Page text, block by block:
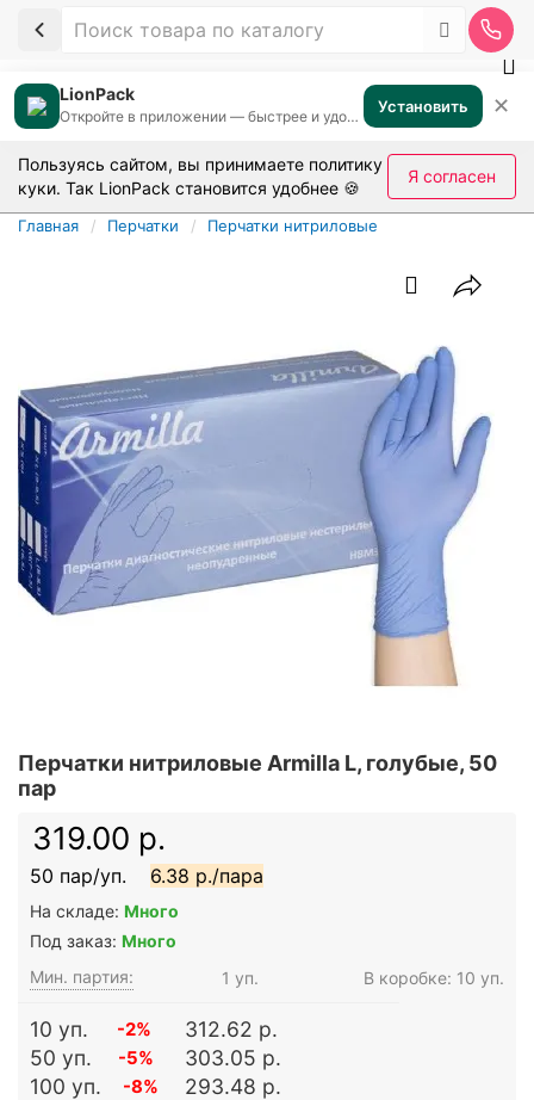
LionPack
Откройте в приложении — быстрее и удобнее Установить ✕
Пользуясь сайтом, вы принимаете политику
куки. Так LionPack становится удобнее 🍪
Я согласен
Главная Перчатки Перчатки нитриловые
Перчатки нитриловые Armilla L, голубые, 50
пар
319.00 р.
50 пар/уп. 6.38 р./пара
На складе: Много
Под заказ: Много
Мин. партия:
1 уп. В коробке: 10 уп.
10 уп. -2%
312.62 р.
50 уп.
-5%
303.05 р.
100 уп.
-8% 293.48 р.